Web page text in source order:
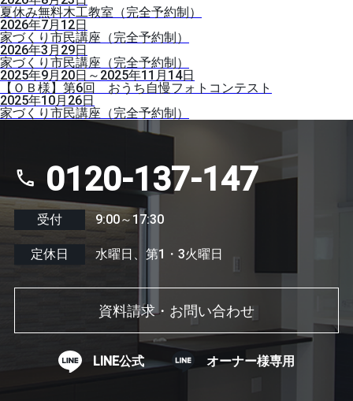
夏休み無料木工教室（完全予約制）
2026年7月12日
家づくり市民講座（完全予約制）
2026年3月29日
家づくり市民講座（完全予約制）
2025年9月20日～2025年11月14日
【ＯＢ様】第6回 おうち自慢フォトコンテスト
2025年10月26日
家づくり市民講座（完全予約制）
0120-137-147
受付 9:00～17:30
定休日 水曜日、第1・3火曜日
資料請求・お問い合わせ
LINE公式 オーナー様専用